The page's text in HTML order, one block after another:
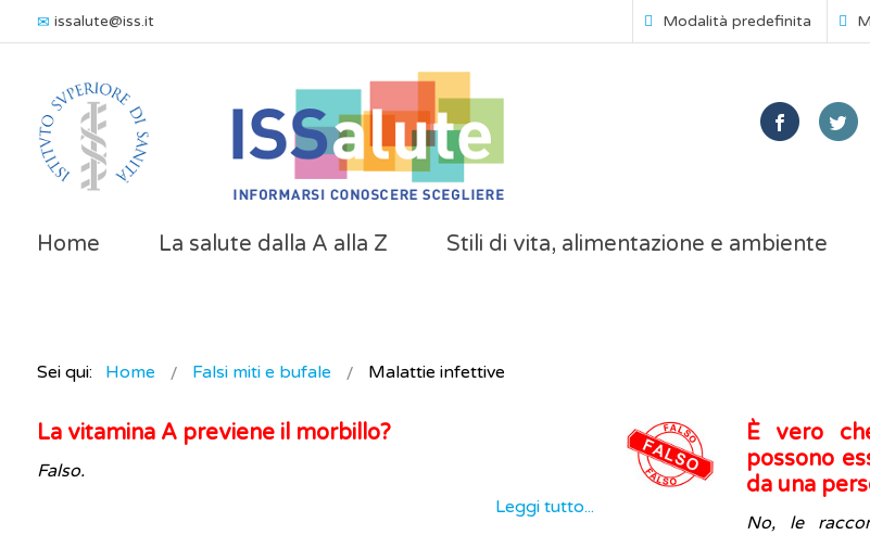
issalute@iss.it Modalità predefinita
Home La salute dalla A alla Z Stili di vita, alimentazione e ambiente
Sei qui: Home Falsi miti e bufale Malattie infettive
La vitamina A previene il morbillo?
Falso.
Leggi tutto...
È vero
possono
da una
No, le